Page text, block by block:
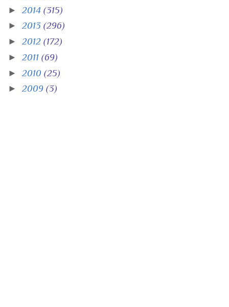
► 2014 (315)
► 2013 (296)
► 2012 (172)
► 2011 (69)
► 2010 (25)
► 2009 (3)